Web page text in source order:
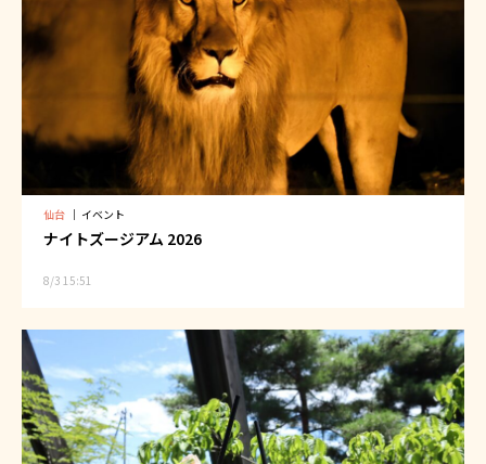
仙台 ｜ イベント
ナイトズージアム 2026
8/3 15:51